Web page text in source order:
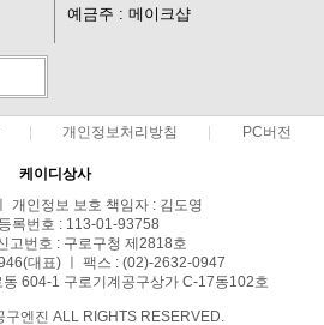
예금주 : 메이크샵
개인정보처리방침 PC버전
케이디상사
개인정보 보호 책임자 : 김도영
록번호 : 113-01-93758
고번호 : 구로구청 제2818호
대표) ㅣ 팩스 : (02)-2632-0947
604-1 구로기계공구상가 C-17동102호
구엔진 ALL RIGHTS RESERVED.